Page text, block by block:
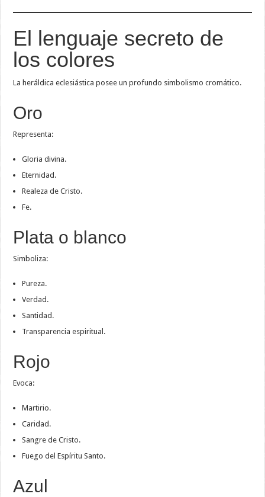
El lenguaje secreto de
los colores
La heráldica eclesiástica posee un profundo simbolismo cromático.
Oro
Representa:
Gloria divina.
Eternidad.
Realeza de Cristo.
Fe.
Plata o blanco
Simboliza:
Pureza.
Verdad.
Santidad.
Transparencia espiritual.
Rojo
Evoca:
Martirio.
Caridad.
Sangre de Cristo.
Fuego del Espíritu Santo.
Azul